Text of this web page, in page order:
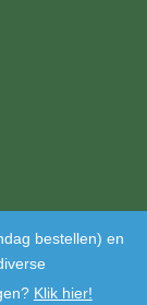
bestellen) en
Klik hier!